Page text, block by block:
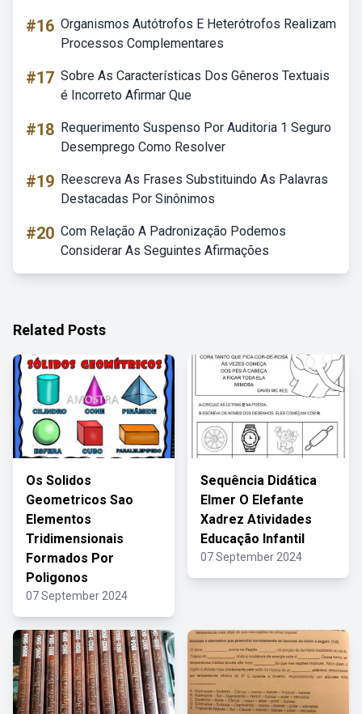
#16 Organismos Autótrofos E Heterótrofos Realizam
Processos Complementares
#17 Sobre As Características Dos Gêneros Textuais
é Incorreto Afirmar Que
#18 Requerimento Suspenso Por Auditoria 1 Seguro
Desemprego Como Resolver
#19 Reescreva As Frases Substituindo As Palavras
Destacadas Por Sinônimos
#20 Com Relação A Padronização Podemos
Considerar As Seguintes Afirmações
Related Posts
Os Solidos
Geometricos Sao
Elementos
Tridimensionais
Formados Por
Poligonos
07 September 2024
Sequência Didática
Elmer O Elefante
Xadrez Atividades
Educação Infantil
07 September 2024